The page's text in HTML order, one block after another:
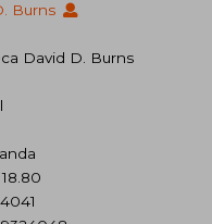
Burns
David D. Burns